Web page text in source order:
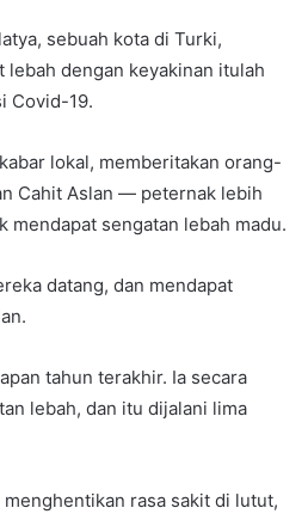
sebuah kota di Turki,
dengan keyakinan itulah
Covid-19.
lokal, memberitakan orang-
Cahit Aslan — peternak lebih
sengatan lebah madu.
datang, dan mendapat
tahun terakhir. Ia secara
lebah, dan itu dijalani lima
rasa sakit di lutut,